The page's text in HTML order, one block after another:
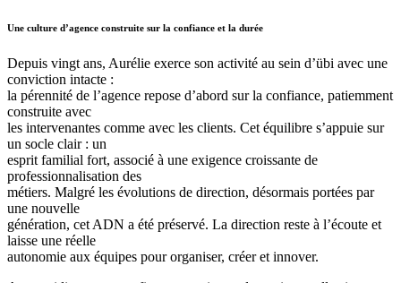
Une culture d’agence construite sur la confiance et la durée
Depuis vingt ans, Aurélie exerce son activité au sein d’übi avec une
conviction intacte :
la pérennité de l’agence repose d’abord sur la confiance, patiemment
construite avec
les intervenantes comme avec les clients. Cet équilibre s’appuie sur
un socle clair : un
esprit familial fort, associé à une exigence croissante de
professionnalisation des
métiers. Malgré les évolutions de direction, désormais portées par
une nouvelle
génération, cet ADN a été préservé. La direction reste à l’écoute et
laisse une réelle
autonomie aux équipes pour organiser, créer et innover.